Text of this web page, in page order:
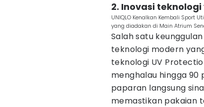
2. Inovasi
UNIQLO Kenalkan Kembali Sport
yang diadakan di Main Atrium
Salah satu
teknologi modern
teknologi UV
menghalau hingga 90
paparan langsung
memastikan pakaian